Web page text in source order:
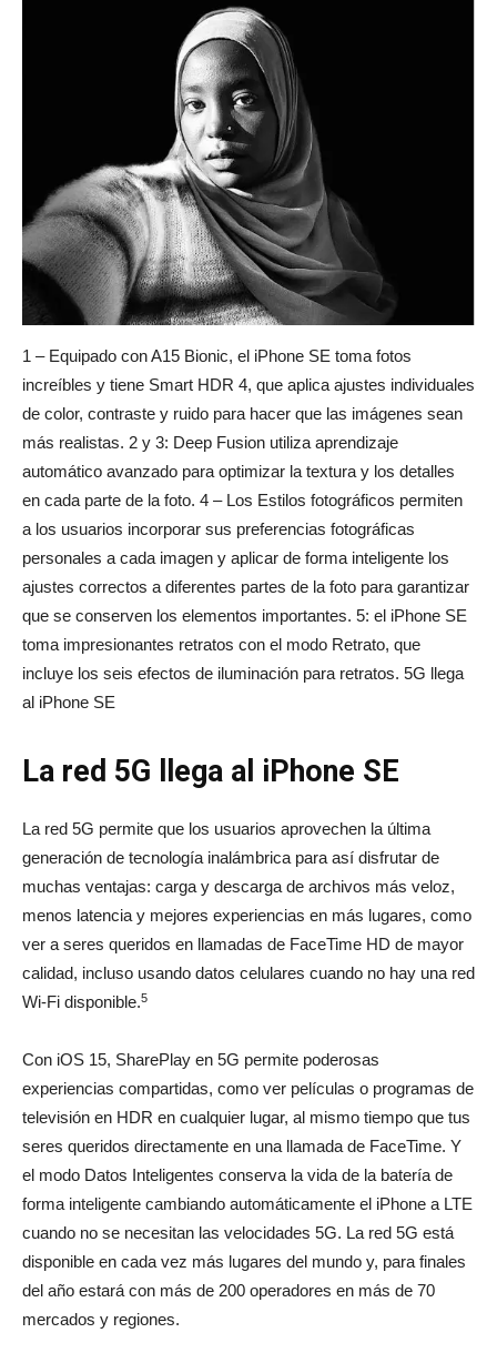
1 – Equipado con A15 Bionic, el iPhone SE toma fotos
increíbles y tiene Smart HDR 4, que aplica ajustes individuales
de color, contraste y ruido para hacer que las imágenes sean
más realistas. 2 y 3: Deep Fusion utiliza aprendizaje
automático avanzado para optimizar la textura y los detalles
en cada parte de la foto. 4 – Los Estilos fotográficos permiten
a los usuarios incorporar sus preferencias fotográficas
personales a cada imagen y aplicar de forma inteligente los
ajustes correctos a diferentes partes de la foto para garantizar
que se conserven los elementos importantes. 5: el iPhone SE
toma impresionantes retratos con el modo Retrato, que
incluye los seis efectos de iluminación para retratos. 5G llega
al iPhone SE
La red 5G llega al iPhone SE
La red 5G permite que los usuarios aprovechen la última
generación de tecnología inalámbrica para así disfrutar de
muchas ventajas: carga y descarga de archivos más veloz,
menos latencia y mejores experiencias en más lugares, como
ver a seres queridos en llamadas de FaceTime HD de mayor
calidad, incluso usando datos celulares cuando no hay una red
Wi-Fi disponible.5
Con iOS 15, SharePlay en 5G permite poderosas
experiencias compartidas, como ver películas o programas de
televisión en HDR en cualquier lugar, al mismo tiempo que tus
seres queridos directamente en una llamada de FaceTime. Y
el modo Datos Inteligentes conserva la vida de la batería de
forma inteligente cambiando automáticamente el iPhone a LTE
cuando no se necesitan las velocidades 5G. La red 5G está
disponible en cada vez más lugares del mundo y, para finales
del año estará con más de 200 operadores en más de 70
mercados y regiones.